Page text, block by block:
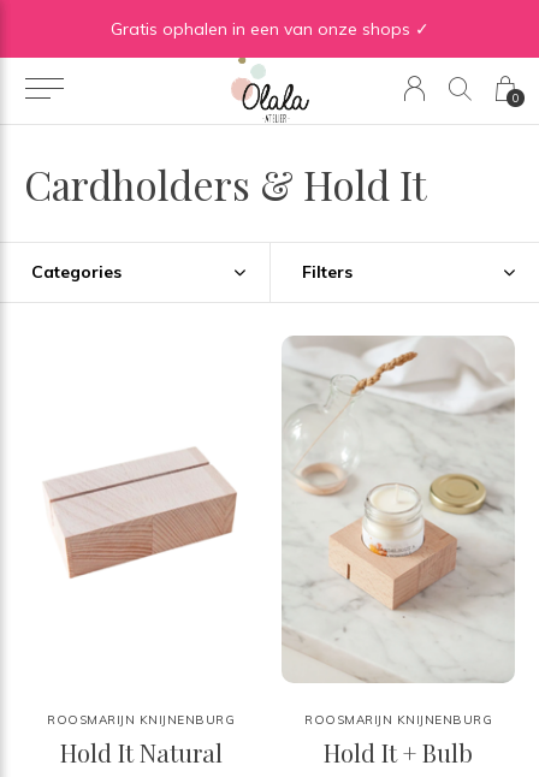
0
WE ♡ TO REDUCE & RECYCLE
Cardholders & Hold It
Categories Filters
ROOSMARIJN KNIJNENBURG
Hold It Natural
ROOSMARIJN KNIJNENBURG
Hold It + Bulb